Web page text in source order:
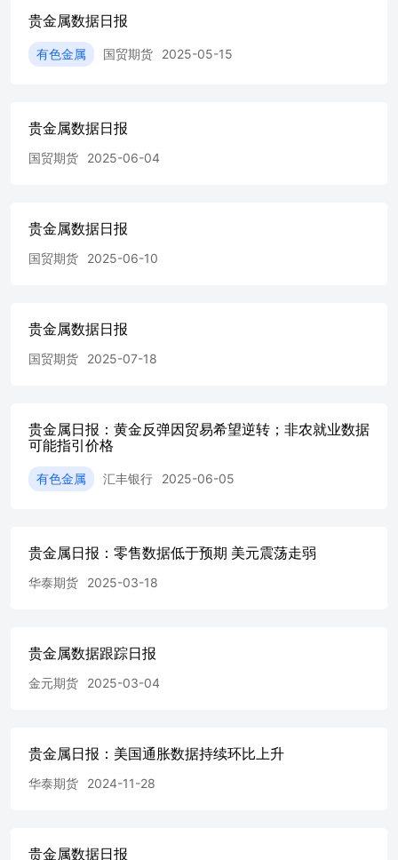
贵金属数据日报
有色金属 国贸期货 2025-05-15
贵金属数据日报
国贸期货 2025-06-04
贵金属数据日报
国贸期货 2025-06-10
贵金属数据日报
国贸期货 2025-07-18
贵金属日报：黄金反弹因贸易希望逆转；非农就业数据
可能指引价格
有色金属 汇丰银行 2025-06-05
贵金属日报：零售数据低于预期 美元震荡走弱
华泰期货 2025-03-18
贵金属数据跟踪日报
金元期货 2025-03-04
贵金属日报：美国通胀数据持续环比上升
华泰期货 2024-11-28
贵金属数据日报